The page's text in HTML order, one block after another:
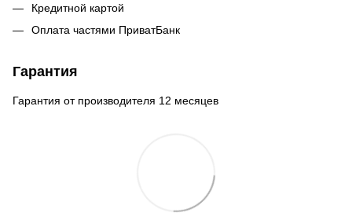
Кредитной картой
Оплата частями ПриватБанк
Гарантия
Гарантия от производителя 12 месяцев